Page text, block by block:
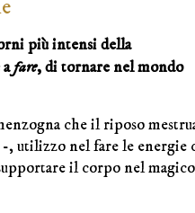
più intensi della
afare, di tornare nel mondo
che il riposo
-, utilizzo nel fare le energie
il corpo nel magico